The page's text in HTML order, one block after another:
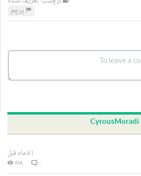
پرچم
|۵ ماه قبل
۰
۸۱۸